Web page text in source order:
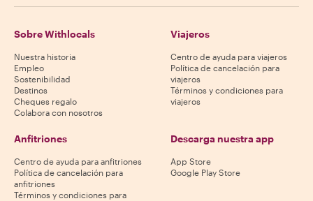
Sobre Withlocals
Nuestra historia
Empleo
Sostenibilidad
Destinos
Cheques regalo
Colabora con nosotros
Viajeros
Centro de ayuda para viajeros
Política de cancelación para
viajeros
Términos y condiciones para
viajeros
Anfitriones
Centro de ayuda para anfitriones
Política de cancelación para
anfitriones
Términos y condiciones para
Descarga nuestra app
App Store
Google Play Store